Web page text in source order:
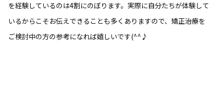
を経験しているのは4割にのぼります。実際に自分たちが体験して
いるからこそお伝えできることも多くありますので、矯正治療を
ご検討中の方の参考になれば嬉しいです(^^♪